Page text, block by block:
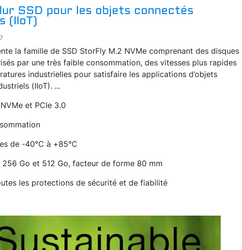
SSD pour les objets connectés
(IIoT)
la famille de SSD StorFly M.2 NVMe comprenant des disques
par une très faible consommation, des vitesses plus rapides
industrielles pour satisfaire les applications d’objets
(IIoT). ...
et PCIe 3.0
de -40°C à +85°C
Go et 512 Go, facteur de forme 80 mm
les protections de sécurité et de fiabilité